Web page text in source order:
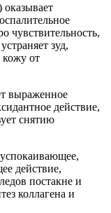
оказывает
чувствительность,
зуд,
от
выраженное
действие,
снятию
действие,
постакне и
коллагена и